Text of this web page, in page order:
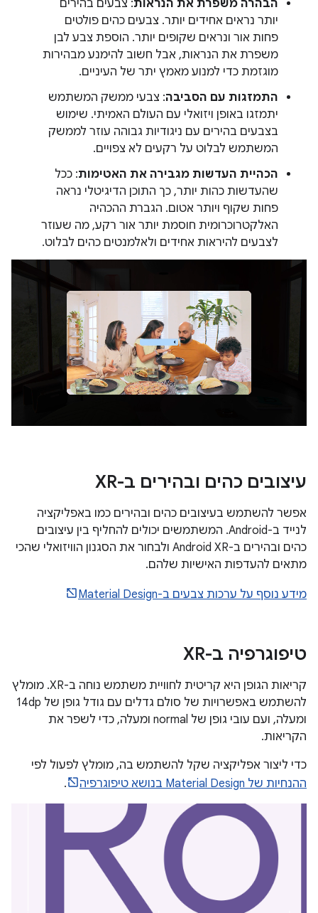
הבהרה משפרת את הנראות: צבעים בהירים
יותר נראים אחידים יותר. צבעים כהים פולטים
פחות אור ונראים שקופים יותר. הוספת צבע לבן
משפרת את הנראות, אבל חשוב להימנע מבהירות
מוגזמת כדי למנוע מאמץ יתר של העיניים.
התמזגות עם הסביבה: צבעי ממשק המשתמש
יתמזגו באופן ויזואלי עם העולם האמיתי. שימוש
בצבעים בהירים עם ניגודיות גבוהה עוזר לממשק
המשתמש לבלוט על רקעים לא צפויים.
הכהיית העדשות מגבירה את האטימות: ככל
שהעדשות כהות יותר, כך התוכן הדיגיטלי נראה
פחות שקוף ויותר אטום. הגברת ההכהיה
האלקטרוכרומית חוסמת יותר אור רקע, מה שעוזר
לצבעים להיראות אחידים ולאלמנטים כהים לבלוט.
עיצובים כהים ובהירים ב-XR
אפשר להשתמש בעיצובים כהים ובהירים כמו באפליקציה
לנייד ב-Android. המשתמשים יכולים להחליף בין עיצובים
כהים ובהירים ב-Android XR ולבחור את הסגנון הוויזואלי שהכי
מתאים להעדפות האישיות שלהם.
מידע נוסף על ערכות צבעים ב-Material Design
טיפוגרפיה ב-XR
קריאות הגופן היא קריטית לחוויית משתמש נוחה ב-XR. מומלץ
להשתמש באפשרויות של סולם גדלים עם גודל גופן של 14dp
ומעלה, ועם עובי גופן של normal ומעלה, כדי לשפר את
הקריאות.
כדי ליצור אפליקציה שקל להשתמש בה, מומלץ לפעול לפי
ההנחיות של Material Design בנושא טיפוגרפיה
.